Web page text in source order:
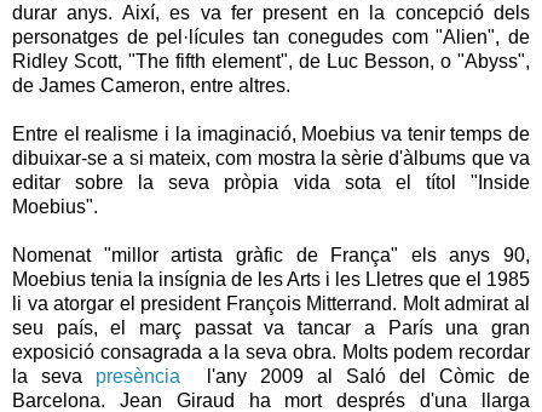
durar anys. Així, es va fer present en la concepció dels
personatges de pel·lícules tan conegudes com "Alien", de
Ridley Scott, "The fifth element", de Luc Besson, o "Abyss",
de James Cameron, entre altres.
Entre el realisme i la imaginació, Moebius va tenir temps de
dibuixar-se a si mateix, com mostra la sèrie d'àlbums que va
editar sobre la seva pròpia vida sota el títol "Inside
Moebius".
Nomenat "millor artista gràfic de França" els anys 90,
Moebius tenia la insígnia de les Arts i les Lletres que el 1985
li va atorgar el president François Mitterrand. Molt admirat al
seu país, el març passat va tancar a París una gran
exposició consagrada a la seva obra. Molts podem recordar
la seva presència l'any 2009 al Saló del Còmic de
Barcelona. Jean Giraud ha mort després d'una llarga